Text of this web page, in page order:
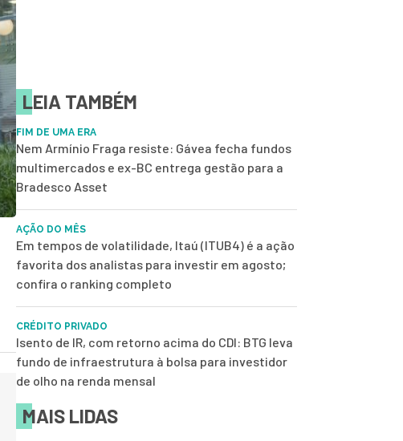
LEIA TAMBÉM
FIM DE UMA ERA
Nem Armínio Fraga resiste: Gávea fecha fundos
multimercados e ex-BC entrega gestão para a
Bradesco Asset
AÇÃO DO MÊS
Em tempos de volatilidade, Itaú (ITUB4) é a ação
favorita dos analistas para investir em agosto;
confira o ranking completo
CRÉDITO PRIVADO
Isento de IR, com retorno acima do CDI: BTG leva
fundo de infraestrutura à bolsa para investidor
de olho na renda mensal
MAIS LIDAS